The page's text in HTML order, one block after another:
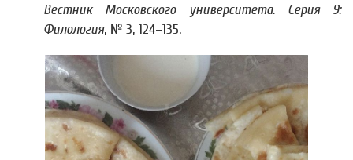
Вестник Московского университета. Серия 9:
Филология, № 3, 124–135.